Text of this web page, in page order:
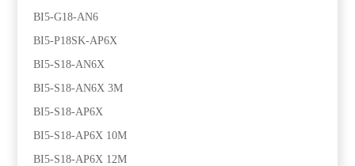
BI5-G18-AN6
BI5-P18SK-AP6X
BI5-S18-AN6X
BI5-S18-AN6X 3M
BI5-S18-AP6X
BI5-S18-AP6X 10M
BI5-S18-AP6X 12M